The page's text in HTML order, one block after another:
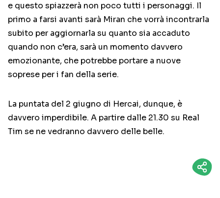
e questo spiazzerà non poco tutti i personaggi. Il
primo a farsi avanti sarà Miran che vorrà incontrarla
subito per aggiornarla su quanto sia accaduto
quando non c’era, sarà un momento davvero
emozionante, che potrebbe portare a nuove
soprese per i fan della serie.
La puntata del 2 giugno di Hercai, dunque, è
davvero imperdibile. A partire dalle 21.30 su Real
Tim se ne vedranno davvero delle belle.